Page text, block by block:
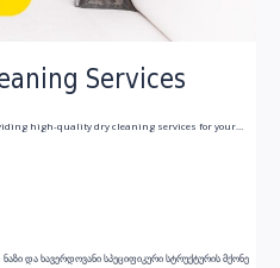
Services
high-quality dry cleaning services for your…
და ხავერდოვანი სპეციფიკური სტრუქტურის მქონე